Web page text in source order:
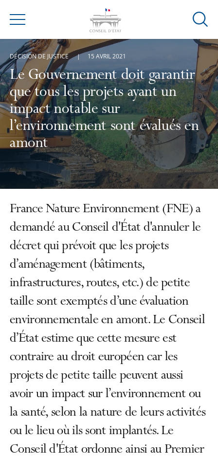
Menu
Ouvrir
de
Le Gouvernement doit garantir
que tous les projets ayant un
impact notable sur
l’environnement sont évalués en
amont
DÉCISION DE JUSTICE 15 AVRIL 2021
France Nature Environnement (FNE) a
demandé au Conseil d'État d'annuler le
décret qui prévoit que les projets
d’aménagement (bâtiments,
infrastructures, routes, etc.) de petite
taille sont exemptés d’une évaluation
environnementale en amont. Le Conseil
d’État estime que cette mesure est
contraire au droit européen car les
projets de petite taille peuvent aussi
avoir un impact sur l’environnement ou
la santé, selon la nature de leurs activités
ou le lieu où ils sont implantés. Le
Conseil d'État ordonne ainsi au Premier